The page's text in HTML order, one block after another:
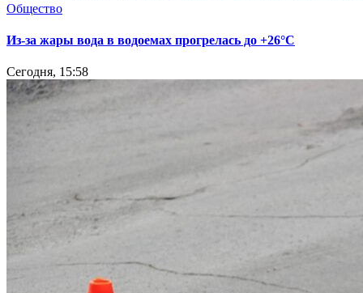
Общество
Из-за жары вода в водоемах прогрелась до +26°C
Сегодня, 15:58